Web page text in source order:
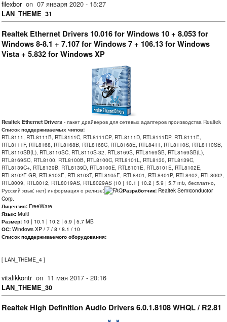
filexboron 07 января 2020 - 15:27
LAN_THEME_31
Realtek Ethernet Drivers 10.016 for Windows 10 + 8.053 for
Windows 8-8.1 + 7.107 for Windows 7 + 106.13 for Windows
Vista + 5.832 for Windows XP
Realtek Ethernet Drivers - пакет драйверов для сетевых адаптеров производства Realtek
Список поддерживаемых чипов:
RTL8111, RTL8111B, RTL8111C, RTL8111CP, RTL8111D, RTL8111DP, RTL8111E,
RTL8111F, RTL8168, RTL8168B, RTL8168C, RTL8168E, RTL8411, RTL8110S, RTL8110SB,
RTL8110SB(L), RTL8110SC, RTL8110S-32, RTL8169S, RTL8169SB, RTL8169SB(L),
RTL8169SC, RTL8100, RTL8100B, RTL8100C, RTL8101L, RTL8130, RTL8139C,
RTL8139C+, RTL8139B, RTL8139D, RTL8100E, RTL8101E, RTL8101E, RTL8102E,
RTL8102E-GR, RTL8103E, RTL8103T, RTL8105E, RTL8401, RTL8401P, RTL8402, RTL8002,
RTL8009, RTL8012, RTL8019AS, RTL8029AS (10 | 10.1 | 10.2 | 5.9 | 5.7 mb, бесплатно,
Русский язык: нет) информация о релизе:
Разработчик: Realtek Semiconductor
Corp.
Лицензия: FreeWare
Язык: Multi
Размер: 10 | 10.1 | 10.2 | 5.9 | 5.7 MB
ОС: Windows XP / 7 / 8 / 8.1 / 10
Список поддерживаемого оборудования:
[ LAN_THEME_4 ]
vitalikkontron 11 мая 2017 - 20:16
LAN_THEME_30
Realtek High Definition Audio Drivers 6.0.1.8108 WHQL / R2.81